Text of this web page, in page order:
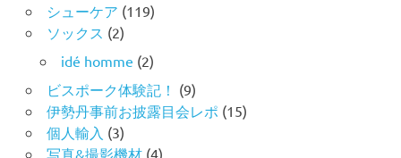
シューケア (119)
ソックス (2)
idé homme (2)
ビスポーク体験記！ (9)
伊勢丹事前お披露目会レポ (15)
個人輸入 (3)
写真&撮影機材(4)